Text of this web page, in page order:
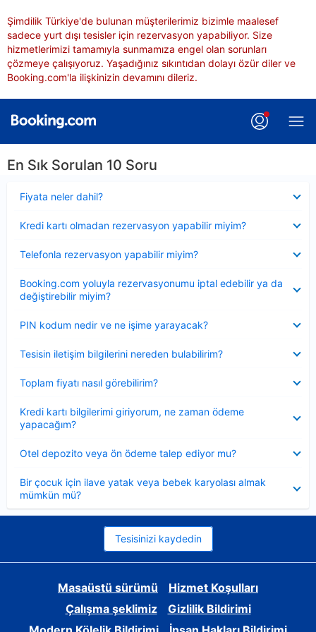
Şimdilik Türkiye'de bulunan müşterilerimiz bizimle maalesef
sadece yurt dışı tesisler için rezervasyon yapabiliyor. Size
hizmetlerimizi tamamıyla sunmamıza engel olan sorunları
çözmeye çalışıyoruz. Yaşadığınız sıkıntıdan dolayı özür diler ve
Booking.com'la ilişkinizin devamını dileriz.
En Sık Sorulan 10 Soru
Fiyata neler dahil?
Kredi kartı olmadan rezervasyon yapabilir miyim?
Telefonla rezervasyon yapabilir miyim?
Booking.com yoluyla rezervasyonumu iptal edebilir ya da
değiştirebilir miyim?
PIN kodum nedir ve ne işime yarayacak?
Tesisin iletişim bilgilerini nereden bulabilirim?
Toplam fiyatı nasıl görebilirim?
Kredi kartı bilgilerimi giriyorum, ne zaman ödeme
yapacağım?
Otel depozito veya ön ödeme talep ediyor mu?
Bir çocuk için ilave yatak veya bebek karyolası almak
mümkün mü?
Tesisinizi kaydedin
Masaüstü sürümü
Hizmet Koşulları
Çalışma şeklimiz
Gizlilik Bildirimi